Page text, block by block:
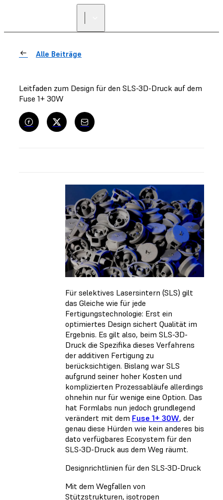
Alle Beiträge
Leitfaden zum Design für den SLS-3D-Druck auf dem
Fuse 1+ 30W
Für selektives Lasersintern (SLS) gilt
das Gleiche wie für jede
Fertigungstechnologie: Erst ein
optimiertes Design sichert Qualität im
Ergebnis. Es gilt also, beim SLS-3D-
Druck die Spezifika dieses Verfahrens
der additiven Fertigung zu
berücksichtigen. Bislang war SLS
aufgrund seiner hoher Kosten und
komplizierten Prozessabläufe allerdings
ohnehin nur für wenige eine Option. Das
hat Formlabs nun jedoch grundlegend
verändert mit dem Fuse 1+ 30W, der
genau diese Hürden wie kein anderes bis
dato verfügbares Ecosystem für den
SLS-3D-Druck aus dem Weg räumt.
Designrichtlinien für den SLS-3D-Druck
Mit dem Wegfallen von
Stützstrukturen, isotropen